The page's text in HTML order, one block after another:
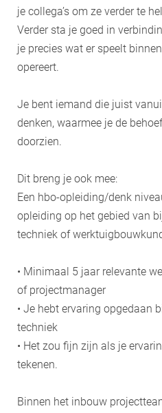
je collega’s om ze verder te
Verder sta je goed in
je precies wat er speelt
opereert.
Je bent iemand die juist
denken, waarmee je de
doorzien.
Dit breng je ook mee:
Een hbo-opleiding/denk
opleiding op het gebied van
techniek of
• Minimaal 5 jaar relevante
of projectmanager
• Je hebt ervaring opgedaan
techniek
• Het zou fijn zijn als je
tekenen.
Binnen het inbouw